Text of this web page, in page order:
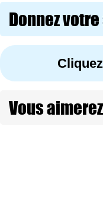
Donnez
Vous